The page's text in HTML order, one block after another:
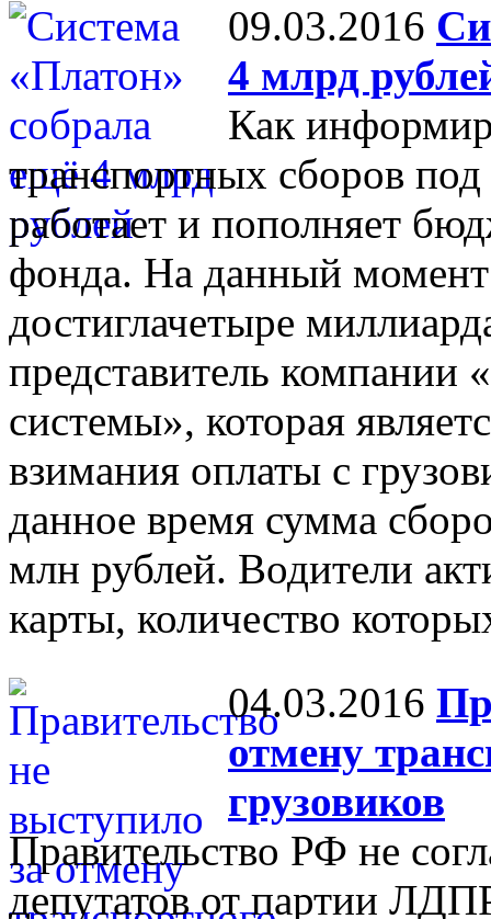
09.03.2016
4 млрд
Как
транспортных сборов
работает и пополняет
фонда. На данный
достиглачетыре
представитель
системы», которая
взимания оплаты с
данное время сумма
млн рублей. Водители
карты, количество
04.03.2016
отмену
грузовиков
Правительство РФ не
депутатов от партии